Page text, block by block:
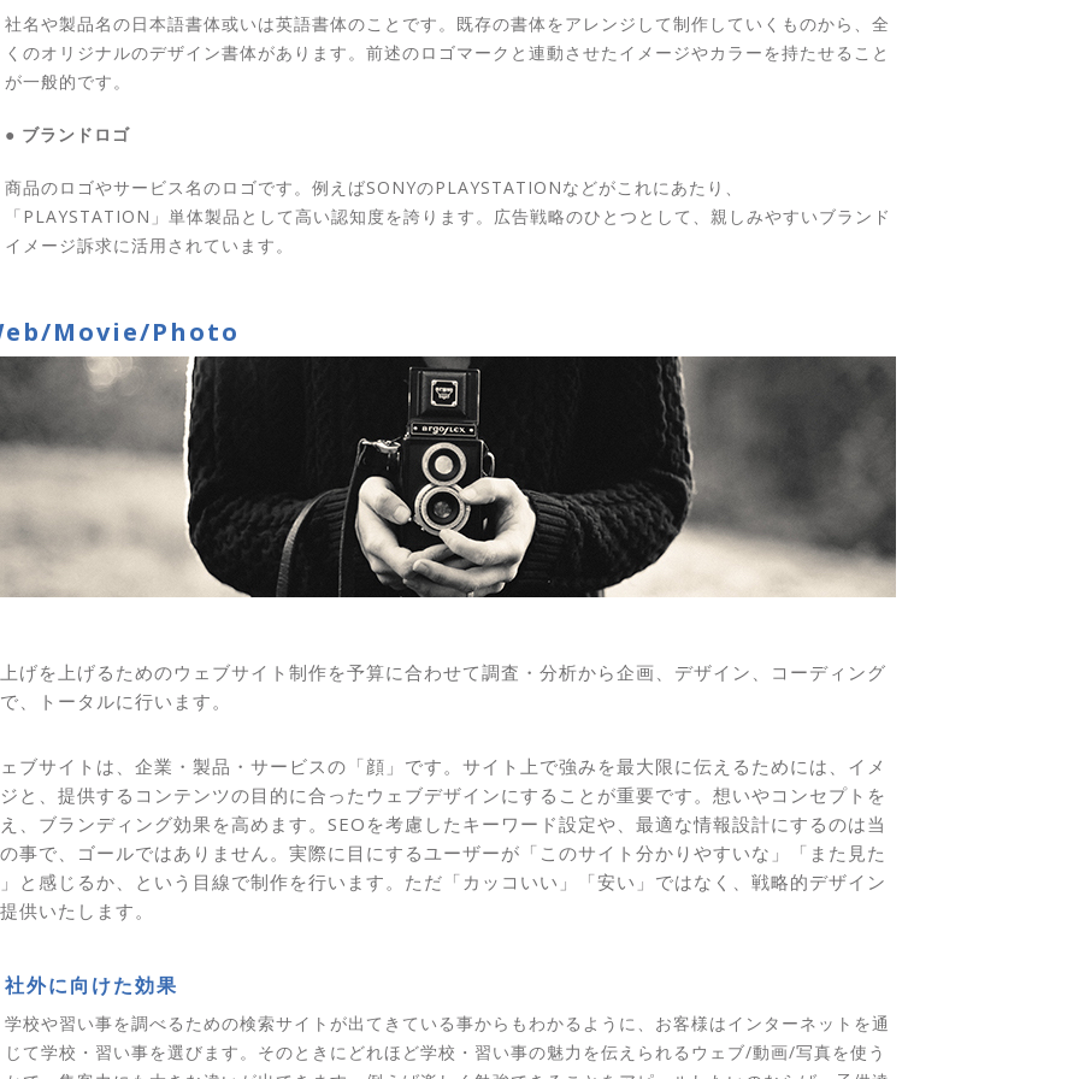
社名や製品名の日本語書体或いは英語書体のことです。既存の書体をアレンジして制作していくものから、全
くのオリジナルのデザイン書体があります。前述のロゴマークと連動させたイメージやカラーを持たせること
が一般的です。
● ブランドロゴ
商品のロゴやサービス名のロゴです。例えばSONYのPLAYSTATIONなどがこれにあたり、
「PLAYSTATION」単体製品として高い認知度を誇ります。広告戦略のひとつとして、親しみやすいブランド
イメージ訴求に活用されています。
Movie/Photo
げを上げるためのウェブサイト制作を予算に合わせて調査・分析から企画、デザイン、コーディング
、トータルに行います。
ブサイトは、企業・製品・サービスの「顔」です。サイト上で強みを最大限に伝えるためには、イメ
と、提供するコンテンツの目的に合ったウェブデザインにすることが重要です。想いやコンセプトを
、ブランディング効果を高めます。SEOを考慮したキーワード設定や、最適な情報設計にするのは当
事で、ゴールではありません。実際に目にするユーザーが「このサイト分かりやすいな」「また見た
と感じるか、という目線で制作を行います。ただ「カッコいい」「安い」ではなく、戦略的デザイン
供いたします。
社外に向けた効果
学校や習い事を調べるための検索サイトが出てきている事からもわかるように、お客様はインターネットを通
じて学校・習い事を選びます。そのときにどれほど学校・習い事の魅力を伝えられるウェブ/動画/写真を使う